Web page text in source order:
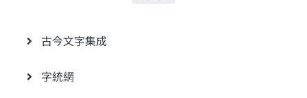
古今文字集成
字統網